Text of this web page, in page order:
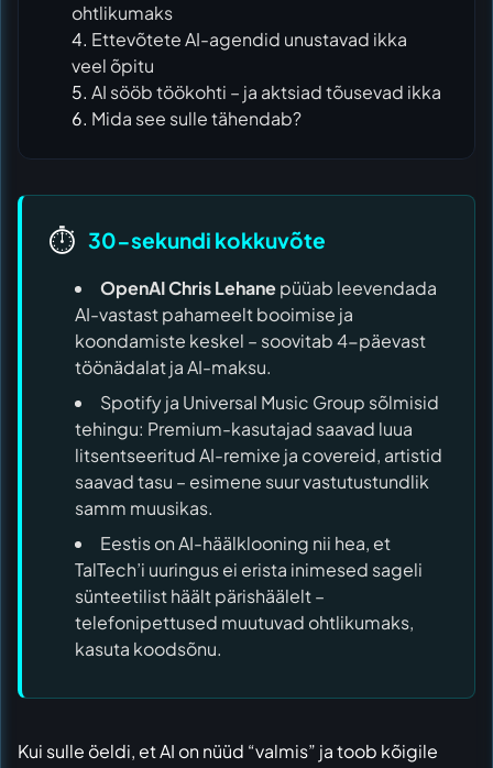
ohtlikumaks
Ettevõtete AI-agendid unustavad ikka
veel õpitu
AI sööb töökohti – ja aktsiad tõusevad ikka
Mida see sulle tähendab?
⏱️ 30-sekundi kokkuvõte
OpenAIChris Lehanepüüab leevendada
AI-vastast pahameelt booimise ja
koondamiste keskel – soovitab 4-päevast
töönädalat ja AI-maksu.
Spotify ja Universal Music Group sõlmisid
tehingu: Premium-kasutajad saavad luua
litsentseeritud AI-remixe ja covereid, artistid
saavad tasu – esimene suur vastutustundlik
samm muusikas.
Eestis on AI-häälklooning nii hea, et
TalTech’i uuringus ei erista inimesed sageli
sünteetilist häält pärishäälelt –
telefonipettused muutuvad ohtlikumaks,
kasuta koodsõnu.
Kui sulle öeldi, et AI on nüüd “valmis” ja toob kõigile